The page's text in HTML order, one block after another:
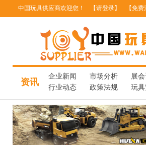
中国玩具供应商欢迎您！ 【请登录】 【免费
资讯
企业新闻 市场分析 展
行业动态
政策法规 玩